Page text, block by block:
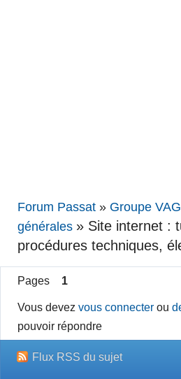
Forum Passat » Groupe
générales » Site internet :
procédures techniques,
Pages 1
Vous devezvous connecter ou
pouvoir répondre
Flux RSS du sujet